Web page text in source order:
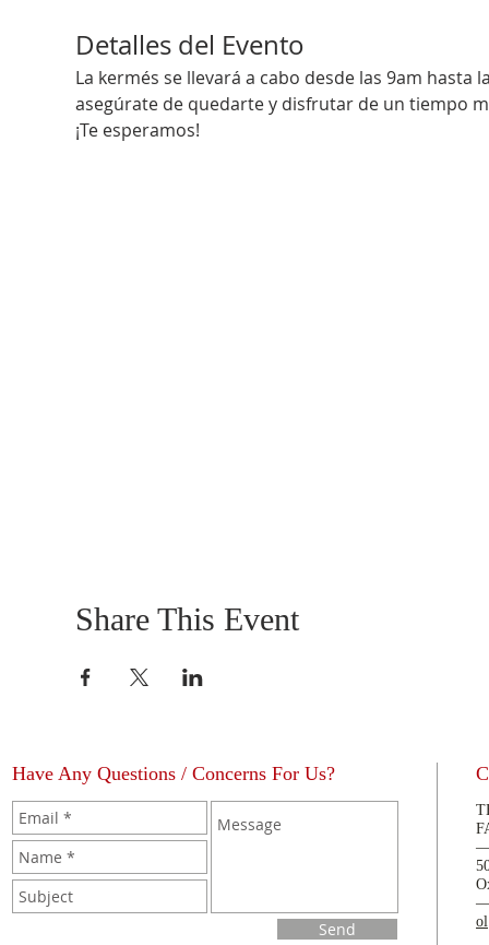
Detalles del Evento
La kermés se llevará a cabo desde las 9am
asegúrate de quedarte y disfrutar de un tiempo
¡Te esperamos!
Share This Event
Have Any Questions / Concerns For Us?
Send